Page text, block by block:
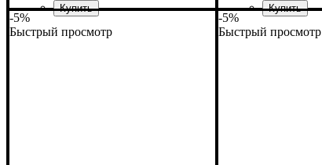
-5%
Быстрый просмотр
-5%
Быстрый просмотр